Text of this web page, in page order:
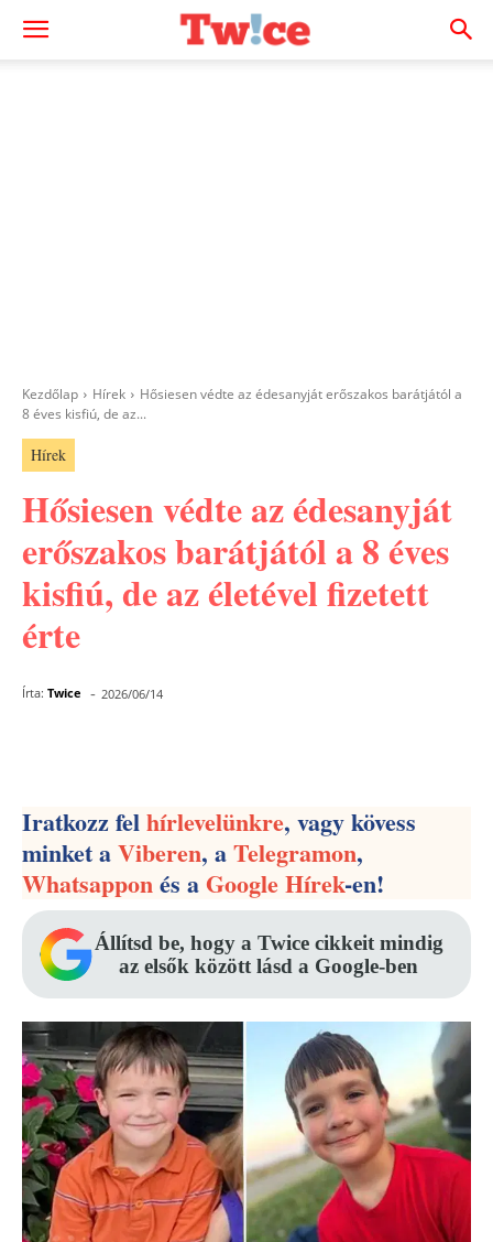
Kezdőlap Hírek
Hősiesen védte az édesanyját erőszakos barátjától a
8 éves kisfiú, de az...
Hírek
Hősiesen védte az édesanyját
erőszakos barátjától a 8 éves
kisfiú, de az életével fizetett
érte
Írta: Twice - 2026/06/14
Iratkozz felhírlevelünkre, vagy kövess
minket aViberen, aTelegramon,
Whatsapponés aGoogle Hírek-en!
Állítsd be, hogy a Twice cikkeit mindig
az elsők között lásd a Google-ben